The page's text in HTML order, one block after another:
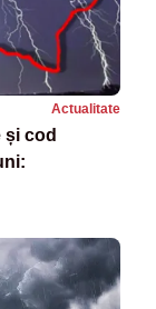
Actualitate
și cod